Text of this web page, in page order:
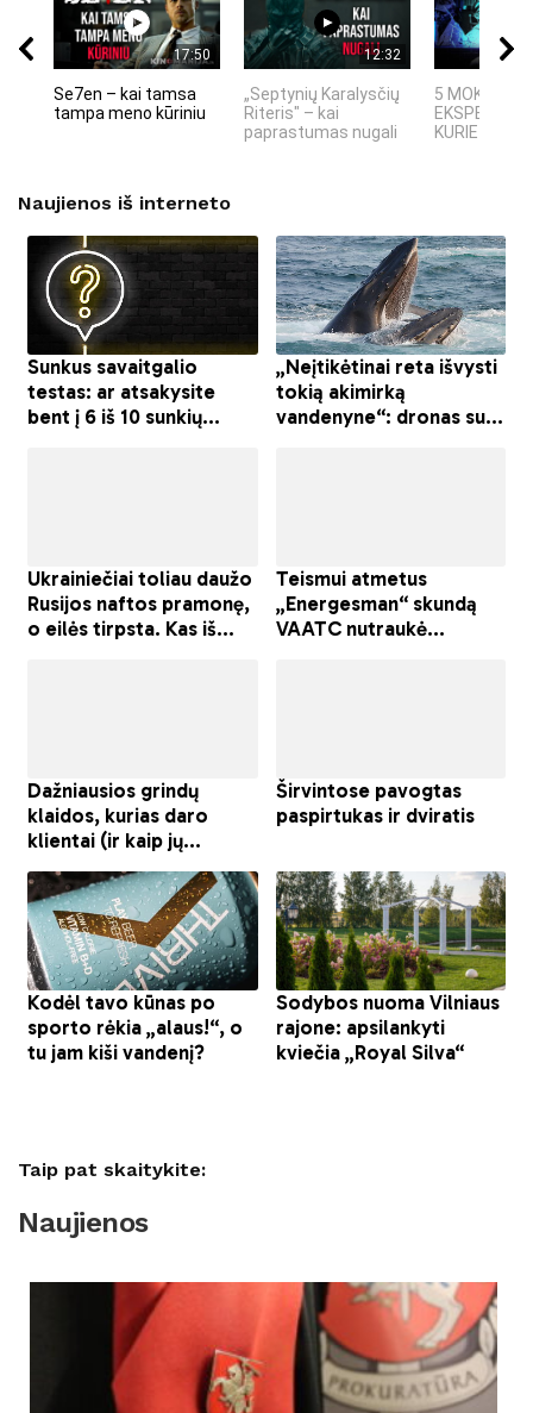
17:50
Se7en – kai tamsa
tampa meno kūriniu
12:32
„Septynių Karalysčių
Riteris" – kai
paprastumas nugali
5 MOKSLINIAI
KURIE
Naujienos iš interneto
Taip pat skaitykite:
Naujienos